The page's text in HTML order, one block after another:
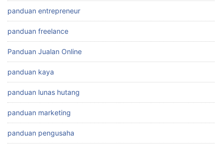
panduan entrepreneur
panduan freelance
Panduan Jualan Online
panduan kaya
panduan lunas hutang
panduan marketing
panduan pengusaha